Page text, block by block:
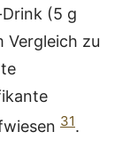
(5 g
Vergleich zu
31.